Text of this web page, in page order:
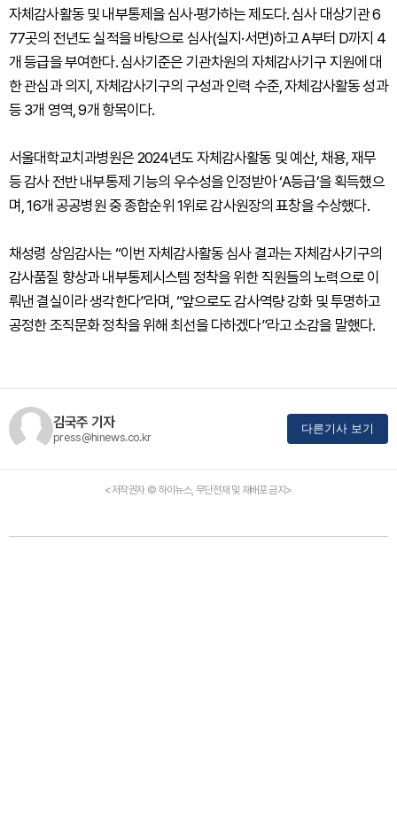
자체감사활동 및 내부통제을 심사·평가하는 제도다. 심사 대상기관 6
77곳의 전년도 실적을 바탕으로 심사(실지·서면)하고 A부터 D까지 4
개 등급을 부여한다. 심사기준은 기관차원의 자체감사기구 지원에 대
한 관심과 의지, 자체감사기구의 구성과 인력 수준, 자체감사활동 성과
등 3개 영역, 9개 항목이다.
서울대학교치과병원은 2024년도 자체감사활동 및 예산, 채용, 재무
등 감사 전반 내부통제 기능의 우수성을 인정받아 ‘A등급’을 획득했으
며, 16개 공공병원 중 종합순위 1위로 감사원장의 표창을 수상했다.
채성령 상임감사는 “이번 자체감사활동 심사 결과는 자체감사기구의
감사품질 향상과 내부통제시스템 정착을 위한 직원들의 노력으로 이
뤄낸 결실이라 생각한다”라며, “앞으로도 감사역량 강화 및 투명하고
공정한 조직문화 정착을 위해 최선을 다하겠다”라고 소감을 말했다.
김국주 기자
press@hinews.co.kr
다른기사 보기
<저작권자 © 하이뉴스, 무단전재 및 재배포 금지>